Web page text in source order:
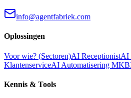
info@agentfabriek.com
Oplossingen
Voor wie? (Sectoren)AI ReceptionistAI
KlantenserviceAI Automatisering MKB
Kennis & Tools